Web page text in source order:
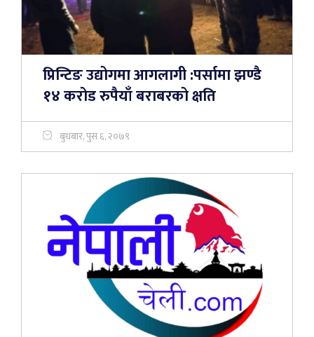
प्रिन्टिङ उद्योगमा आगलागी :पर्सामा झण्डै
१४ करोड रुपैयाँ बराबरको क्षति
बुधबार, पुस ६, २०७९